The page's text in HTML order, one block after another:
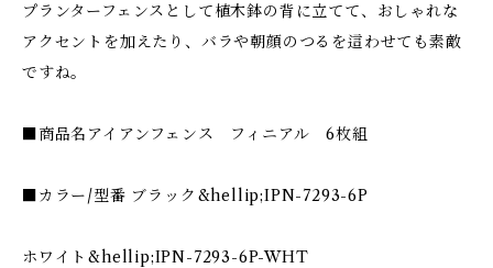
プランターフェンスとして植木鉢の背に立てて、おしゃれな
アクセントを加えたり、バラや朝顔のつるを這わせても素敵
ですね。
■商品名アイアンフェンス フィニアル 6枚組
■カラー/型番 ブラック&hellip;IPN-7293-6P
ホワイト&hellip;IPN-7293-6P-WHT